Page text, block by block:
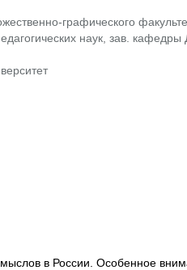
графического
наук, зав.
в России. Особенное